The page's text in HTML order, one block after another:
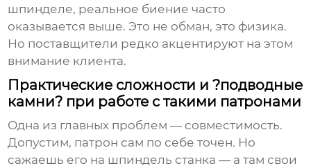
шпинделе, реальное биение часто
оказывается выше. Это не обман, это физика.
Но поставщители редко акцентируют на этом
внимание клиента.
Практические сложности и ?подводные
камни? при работе с такими патронами
Одна из главных проблем — совместимость.
Допустим, патрон сам по себе точен. Но
сажаешь его на шпиндель станка — а там свои